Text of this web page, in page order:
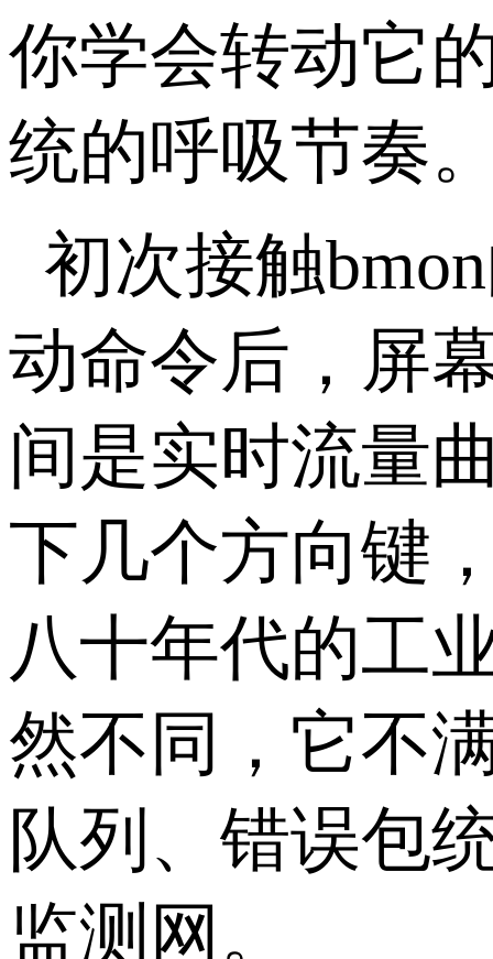
你学会转动它
统的呼吸节奏
初次接触
动命令后，屏
间是实时流量
下几个方向键
八十年代的工
然不同，它不
队列、错误包
监测网。